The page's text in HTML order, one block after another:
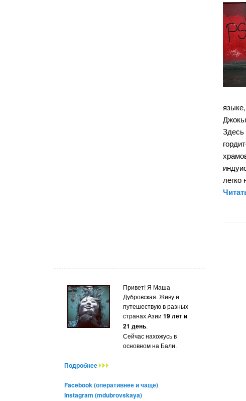
Здесь
легко
Привет! Я Маша
Дубровская. Живу и
путешествую в разных
странах Азии 19 лет и
21 день.
Сейчас нахожусь в
основном на Бали.
Подробнее
Facebook (оперативнее и чаще)
Instagram (mdubrovskaya)